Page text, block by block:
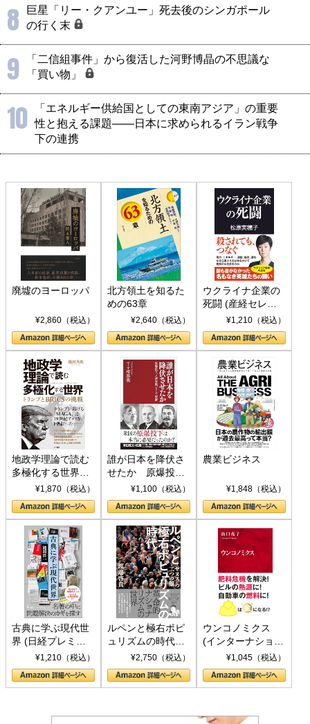
8
巨星「リー・クアンユー」死去後のシンガポール
の行く末
9
「二信組事件」から復活した河野博晶の不思議な
「買い物」
10
「エネルギー供給国としての東南アジア」の重要
性と抱える課題――日本に求められるイラン戦争
下の連携
廃墟のヨーロッパ
¥2,860（税込）
北方領土を知るた
めの63章
¥2,640（税込）
ウクライナ企業の
死闘 (産経セレク
ト S 039)¥1,210（税込）
地政学理論で読む
多極化する世界：
トランプとBRICS
の挑戦
¥1,870（税込）
誰が日本を降伏さ
せたか 原爆投
下、ソ連参戦、そ
して聖断 (PHP新
書)
¥1,100（税込）
農業ビジネス
¥1,848（税込）
古典に学ぶ現代世
界 (日経プレミア
シリーズ)¥1,210（税込）
ルペンと極右ポピ
ュリズムの時代：
〈ヤヌス〉の二つ
の顔
¥2,750（税込）
ウンコノミクス
(インターナショナ
ル新書)¥1,045（税込）